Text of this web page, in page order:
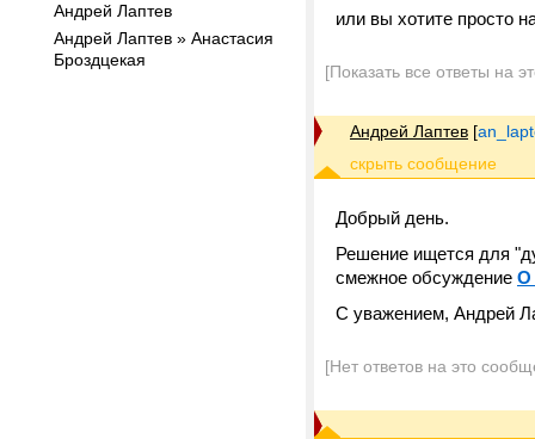
Андрей Лаптев
Андрей Лаптев » Анастасия
Броздцекая
или вы хотите просто
[Показать все ответы на
Андрей Лаптев [
Добрый день.
Решение ищется для
смежное обсуждение О
С уважением, Андрей
[Нет ответов на это